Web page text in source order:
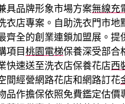
具品牌形象市場方案無線充
衣店專案。自助洗衣門市地
齊全的創業連鎖加盟展。提
項目桃園電梯保養深受部合
快速送至洗衣店保養花店西
間經營網路花店和網路訂花
品作擔保依照免費鑑定估價